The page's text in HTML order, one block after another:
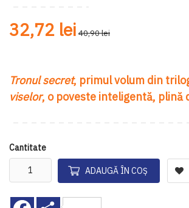
32,72 lei 40,90 lei
Tronul secret, primul volum din
viselor, o poveste inteligentă, plină
Cantitate
ADAUGĂ ÎN COȘ
Facebook
images